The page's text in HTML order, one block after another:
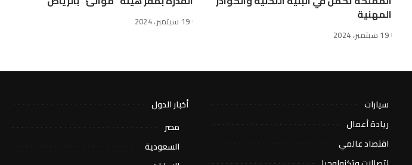
المهنية
19 سبتمبر، 2024
19 سبتمبر، 2024
سيارات
ريادة أعمال
اقتصاد عالمي
أخبار الدول
مصر
السعودية